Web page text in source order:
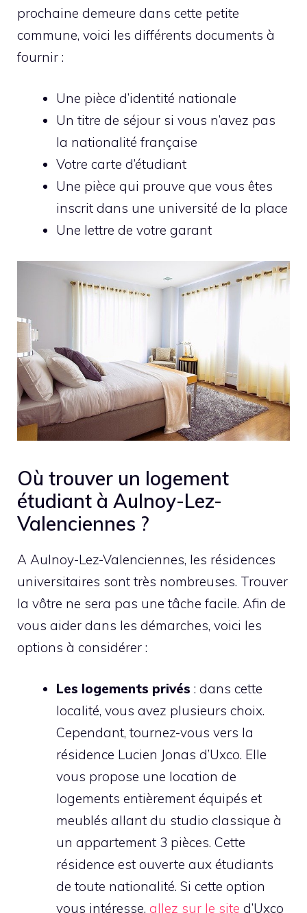
prochaine demeure dans cette petite
commune, voici les différents documents à
fournir :
Une pièce d’identité nationale
Un titre de séjour si vous n’avez pas
la nationalité française
Votre carte d’étudiant
Une pièce qui prouve que vous êtes
inscrit dans une université de la place
Une lettre de votre garant
Où trouver un logement
étudiant à Aulnoy-Lez-
Valenciennes ?
A Aulnoy-Lez-Valenciennes, les résidences
universitaires sont très nombreuses. Trouver
la vôtre ne sera pas une tâche facile. Afin de
vous aider dans les démarches, voici les
options à considérer :
Les logements privés : dans cette
localité, vous avez plusieurs choix.
Cependant, tournez-vous vers la
résidence Lucien Jonas d’Uxco. Elle
vous propose une location de
logements entièrement équipés et
meublés allant du studio classique à
un appartement 3 pièces. Cette
résidence est ouverte aux étudiants
de toute nationalité. Si cette option
vous intéresse, allez sur le site d’Uxco